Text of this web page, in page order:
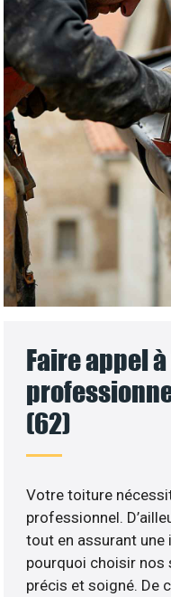
Faire appel
(62)
Votre toiture
professionnel.
tout en assurant une
pourquoi choisir nos
précis et soigné. De